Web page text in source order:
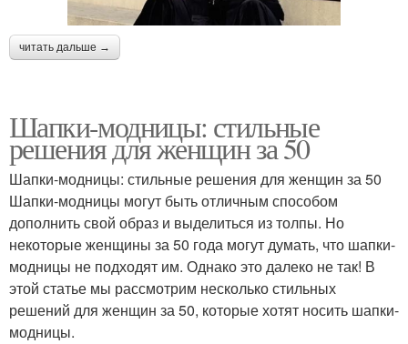
читать дальше →
Шапки-модницы: стильные
решения для женщин за 50
Шапки-модницы: стильные решения для женщин за 50
Шапки-модницы могут быть отличным способом
дополнить свой образ и выделиться из толпы. Но
некоторые женщины за 50 года могут думать, что шапки-
модницы не подходят им. Однако это далеко не так! В
этой статье мы рассмотрим несколько стильных
решений для женщин за 50, которые хотят носить шапки-
модницы.